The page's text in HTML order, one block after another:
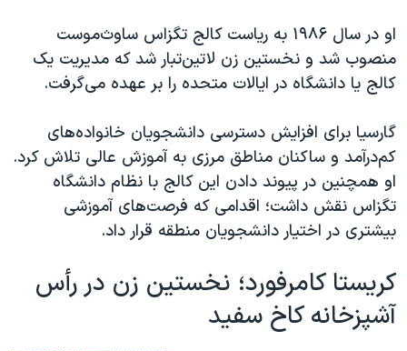
او در سال ۱۹۸۶ به ریاست کالج تگزاس ساوث‌موست
منصوب شد و نخستین زن لاتین‌تبار شد که مدیریت یک
کالج یا دانشگاه در ایالات متحده را بر عهده می‌گرفت.
گارسیا برای افزایش دسترسی دانشجویان خانواده‌های
کم‌درآمد و ساکنان مناطق مرزی به آموزش عالی تلاش کرد.
او همچنین در پیوند دادن این کالج با نظام دانشگاه
تگزاس نقش داشت؛ اقدامی که فرصت‌های آموزشی
بیشتری در اختیار دانشجویان منطقه قرار داد.
کریستا کامرفورد؛ نخستین زن در رأس
آشپزخانه کاخ سفید